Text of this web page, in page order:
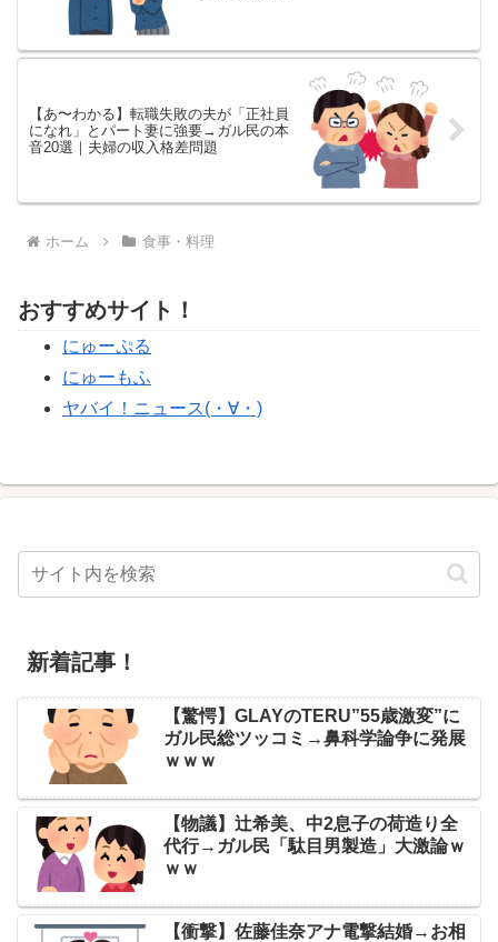
【あ〜わかる】転職失敗の夫が「正社員
になれ」とパート妻に強要→ガル民の本
音20選｜夫婦の収入格差問題
ホーム 食事・料理
おすすめサイト！
にゅーぷる
にゅーもふ
ヤバイ！ニュース(・∀・)
新着記事！
【驚愕】GLAYのTERU”55歳激変”に
ガル民総ツッコミ→鼻科学論争に発展
ｗｗｗ
【物議】辻希美、中2息子の荷造り全
代行→ガル民「駄目男製造」大激論ｗ
ｗｗ
【衝撃】佐藤佳奈アナ電撃結婚→お相